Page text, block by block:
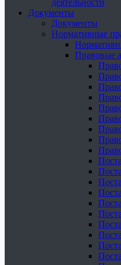
деятельности
Документы
Документы
Нормативные
Правовые